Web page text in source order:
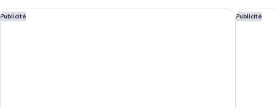
Publicité
Sheraton Heathrow Hotel Publicité
London